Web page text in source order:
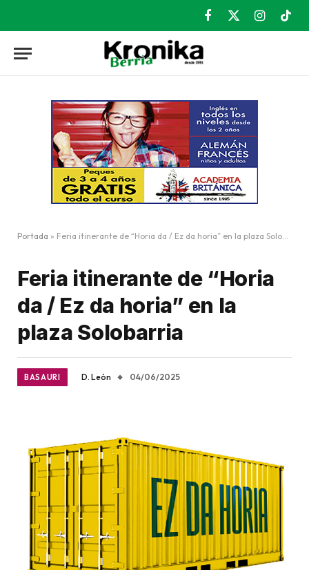
Facebook
X
Instagram
Portada » Feria itinerante de “Horia da / Ez da horia” en la plaza Solobarria
Feria itinerante de “Horia
da / Ez da horia” en la
plaza Solobarria
BASAURI D. León 04/06/2025